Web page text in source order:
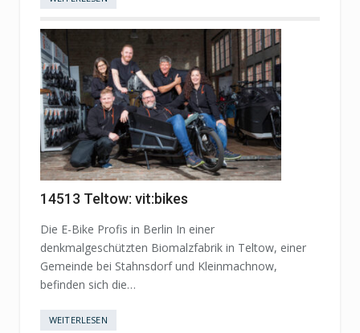
14513 Teltow: vit:bikes
Die E-Bike Profis in Berlin In einer
denkmalgeschützten Biomalzfabrik in Teltow, einer
Gemeinde bei Stahnsdorf und Kleinmachnow,
befinden sich die…
WEITERLESEN